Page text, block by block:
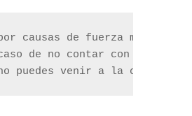
causas de fuerza mayor o
de no contar con
puedes venir a la cata y